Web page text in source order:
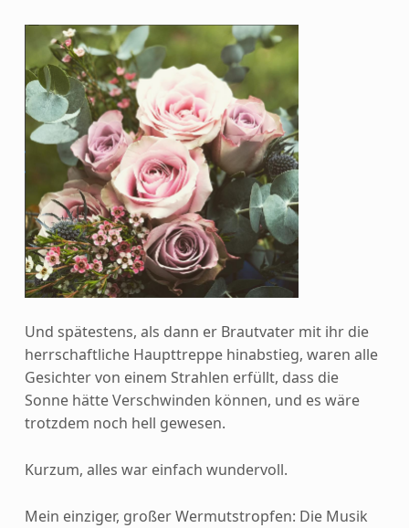
Und spätestens, als dann er Brautvater mit ihr die
herrschaftliche Haupttreppe hinabstieg, waren alle
Gesichter von einem Strahlen erfüllt, dass die
Sonne hätte Verschwinden können, und es wäre
trotzdem noch hell gewesen.
Kurzum, alles war einfach wundervoll.
Mein einziger, großer Wermutstropfen: Die Musik